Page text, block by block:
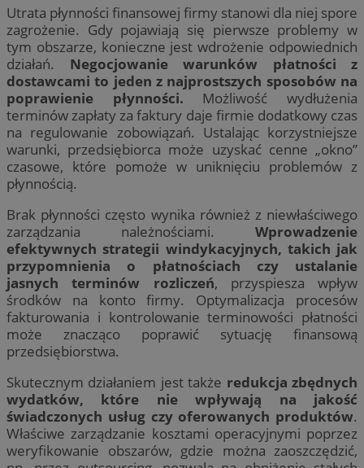
Utrata płynności finansowej firmy stanowi dla niej spore
zagrożenie. Gdy pojawiają się pierwsze problemy w
tym obszarze, konieczne jest wdrożenie odpowiednich
działań. Negocjowanie warunków płatności z
dostawcami to jeden z najprostszych sposobów na
poprawienie płynności. Możliwość wydłużenia
terminów zapłaty za faktury daje firmie dodatkowy czas
na regulowanie zobowiązań. Ustalając korzystniejsze
warunki, przedsiębiorca może uzyskać cenne „okno”
czasowe, które pomoże w uniknięciu problemów z
płynnością.
Brak płynności często wynika również z niewłaściwego
zarządzania należnościami. Wprowadzenie
efektywnych strategii windykacyjnych, takich jak
przypomnienia o płatnościach czy ustalanie
jasnych terminów rozliczeń, przyspiesza wpływ
środków na konto firmy. Optymalizacja procesów
fakturowania i kontrolowanie terminowości płatności
może znacząco poprawić sytuację finansową
przedsiębiorstwa.
Skutecznym działaniem jest także redukcja zbędnych
wydatków, które nie wpływają na jakość
świadczonych usług czy oferowanych produktów.
Właściwe zarządzanie kosztami operacyjnymi poprzez
weryfikowanie obszarów, gdzie można zaoszczędzić,